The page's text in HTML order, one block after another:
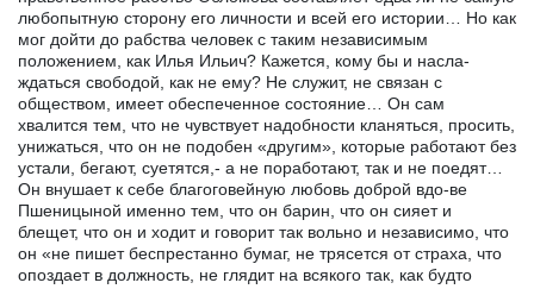
любопытную сторону его личности и всей его истории… Но как
мог дойти до рабства человек с таким независимым
положением, как Илья Ильич? Кажется, кому бы и насла-
ждаться свободой, как не ему? Не служит, не связан с
обществом, имеет обеспеченное состояние… Он сам
хвалится тем, что не чувствует надобности кланяться, просить,
унижаться, что он не подобен «другим», которые работают без
устали, бегают, суетятся,- а не поработают, так и не поедят…
Он внушает к себе благоговейную любовь доброй вдо-ве
Пшеницыной именно тем, что он барин, что он сияет и
блещет, что он и ходит и говорит так вольно и независимо, что
он «не пишет беспрестанно бумаг, не трясется от страха, что
опоздает в должность, не глядит на всякого так, как будто